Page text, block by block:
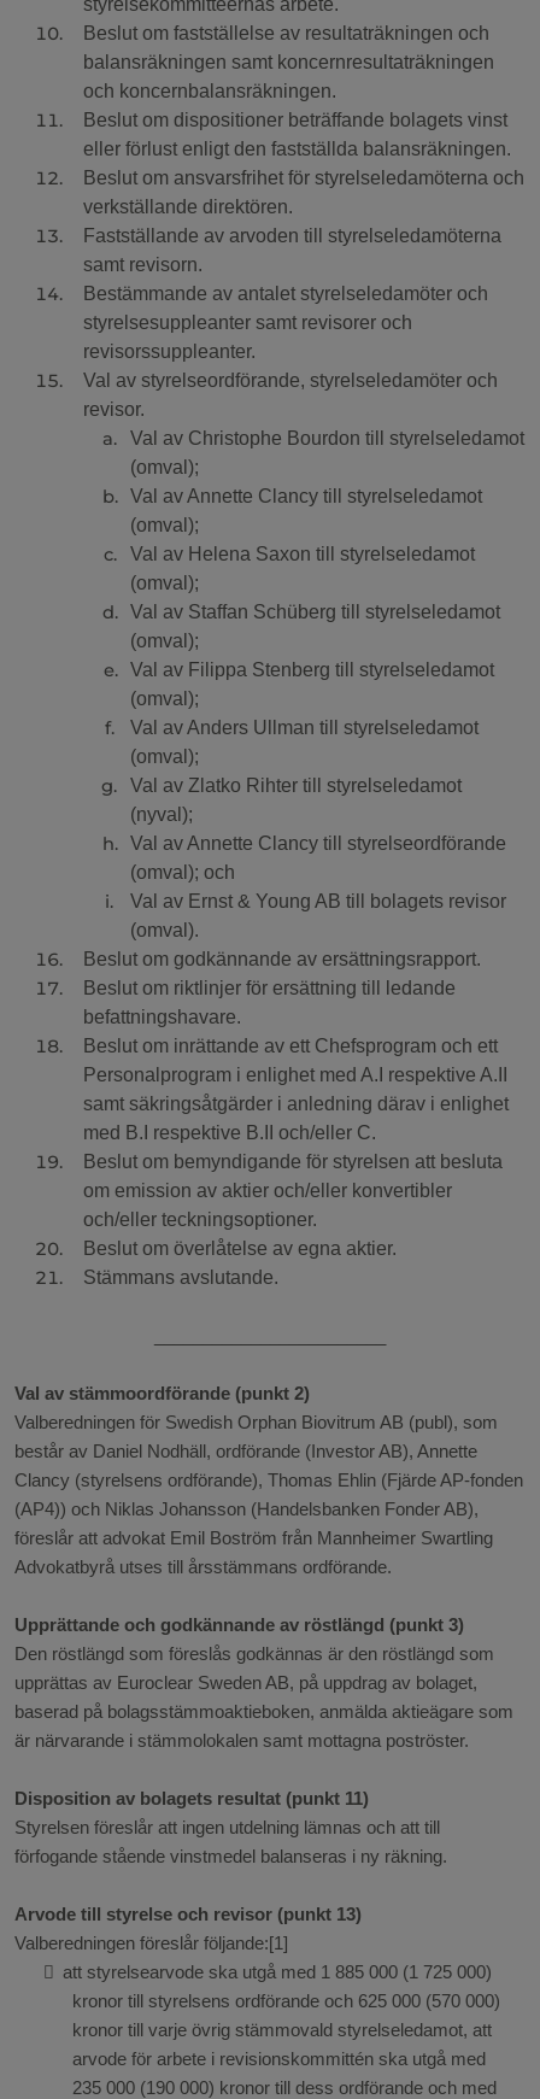
styrelsekommittéernas arbete.
Beslut om fastställelse av resultaträkningen och
balansräkningen samt koncernresultaträkningen
och koncernbalansräkningen.
Beslut om dispositioner beträffande bolagets vinst
eller förlust enligt den fastställda balansräkningen.
Beslut om ansvarsfrihet för styrelseledamöterna och
verkställande direktören.
Fastställande av arvoden till styrelseledamöterna
samt revisorn.
Bestämmande av antalet styrelseledamöter och
styrelsesuppleanter samt revisorer och
revisorssuppleanter.
Val av styrelseordförande, styrelseledamöter och
revisor.
Val av Christophe Bourdon till styrelseledamot
(omval);
Val av Annette Clancy till styrelseledamot
(omval);
Val av Helena Saxon till styrelseledamot
(omval);
Val av Staffan Schüberg till styrelseledamot
(omval);
Val av Filippa Stenberg till styrelseledamot
(omval);
Val av Anders Ullman till styrelseledamot
(omval);
Val av Zlatko Rihter till styrelseledamot
(nyval);
Val av Annette Clancy till styrelseordförande
(omval); och
Val av Ernst & Young AB till bolagets revisor
(omval).
Beslut om godkännande av ersättningsrapport.
Beslut om riktlinjer för ersättning till ledande
befattningshavare.
Beslut om inrättande av ett Chefsprogram och ett
Personalprogram i enlighet med A.I respektive A.II
samt säkringsåtgärder i anledning därav i enlighet
med B.I respektive B.II och/eller C.
Beslut om bemyndigande för styrelsen att besluta
om emission av aktier och/eller konvertibler
och/eller teckningsoptioner.
Beslut om överlåtelse av egna aktier.
Stämmans avslutande.
Val av stämmoordförande (punkt 2)
Valberedningen för Swedish Orphan Biovitrum AB (publ), som
består av Daniel Nodhäll, ordförande (Investor AB), Annette
Clancy (styrelsens ordförande), Thomas Ehlin (Fjärde AP-fonden
(AP4)) och Niklas Johansson (Handelsbanken Fonder AB),
föreslår att advokat Emil Boström från Mannheimer Swartling
Advokatbyrå utses till årsstämmans ordförande.
Upprättande och godkännande av röstlängd (punkt 3)
Den röstlängd som föreslås godkännas är den röstlängd som
upprättas av Euroclear Sweden AB, på uppdrag av bolaget,
baserad på bolagsstämmoaktieboken, anmälda aktieägare som
är närvarande i stämmolokalen samt mottagna poströster.
Disposition av bolagets resultat (punkt 11)
Styrelsen föreslår att ingen utdelning lämnas och att till
förfogande stående vinstmedel balanseras i ny räkning.
Arvode till styrelse och revisor (punkt 13)
Valberedningen föreslår följande:[1]
 att styrelsearvode ska utgå med 1 885 000 (1 725 000)
kronor till styrelsens ordförande och 625 000 (570 000)
kronor till varje övrig stämmovald styrelseledamot, att
arvode för arbete i revisionskommittén ska utgå med
235 000 (190 000) kronor till dess ordförande och med